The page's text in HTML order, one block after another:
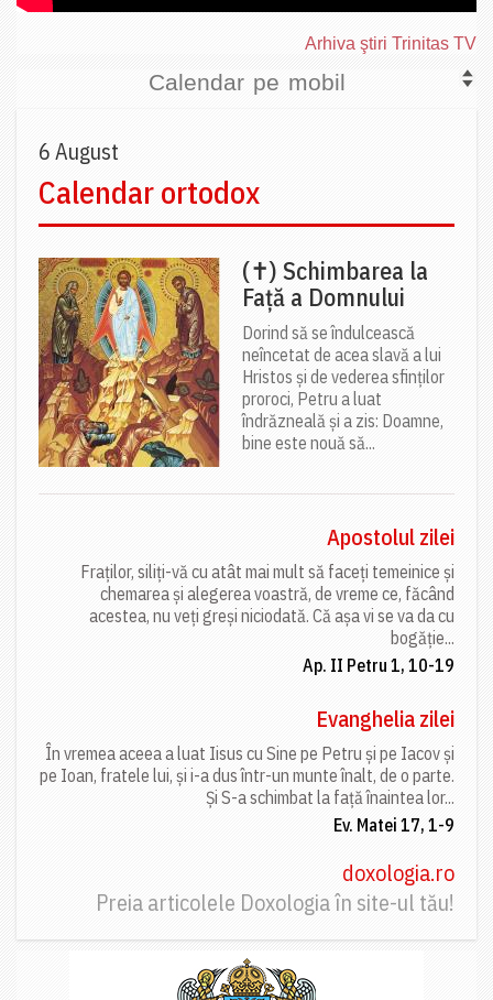
Arhiva ştiri Trinitas TV
Calendar pe mobil
6 August
Calendar ortodox
(✝) Schimbarea la
Față a Domnului
Dorind să se îndulcească
neîncetat de acea slavă a lui
Hristos și de vederea sfinților
proroci, Petru a luat
îndrăzneală și a zis: Doamne,
bine este nouă să...
Apostolul zilei
Fraților, siliți-vă cu atât mai mult să faceți temeinice și
chemarea și alegerea voastră, de vreme ce, făcând
acestea, nu veți greși niciodată. Că așa vi se va da cu
bogăție...
Ap. II Petru 1, 10-19
Evanghelia zilei
În vremea aceea a luat Iisus cu Sine pe Petru și pe Iacov și
pe Ioan, fratele lui, și i-a dus într-un munte înalt, de o parte.
Și S-a schimbat la față înaintea lor...
Ev. Matei 17, 1-9
doxologia.ro
Preia articolele Doxologia în site-ul tău!